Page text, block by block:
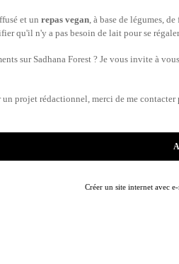
et un repas vegan , à base de légumes,
qu'il n'y a pas besoin de lait pour se
sur Sadhana Forest ? Je vous invite à
projet rédactionnel, merci de me contacter
Créer un site internet avec